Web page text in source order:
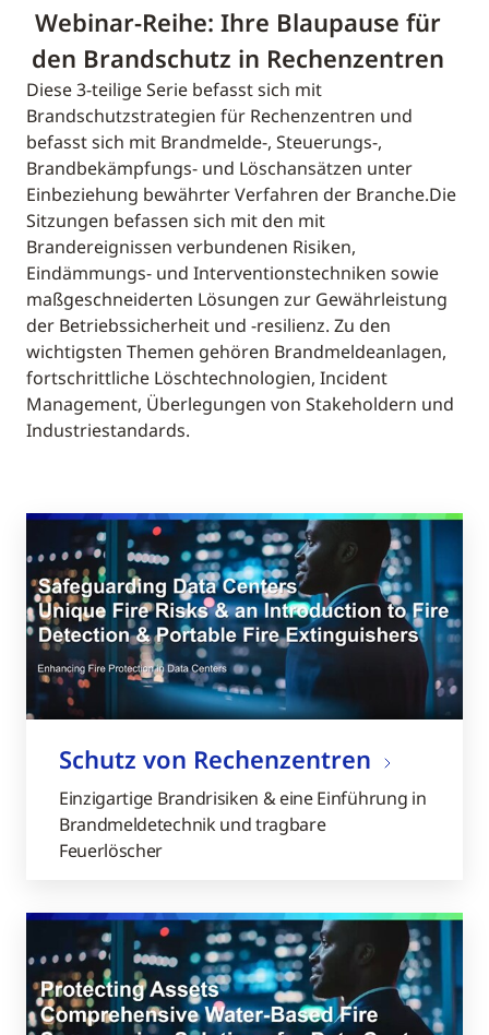
Webinar-Reihe: Ihre Blaupause für
den Brandschutz in Rechenzentren
Diese 3-teilige Serie befasst sich mit
Brandschutzstrategien für Rechenzentren und
befasst sich mit Brandmelde-, Steuerungs-,
Brandbekämpfungs- und Löschansätzen unter
Einbeziehung bewährter Verfahren der Branche.Die
Sitzungen befassen sich mit den mit
Brandereignissen verbundenen Risiken,
Eindämmungs- und Interventionstechniken sowie
maßgeschneiderten Lösungen zur Gewährleistung
der Betriebssicherheit und -resilienz. Zu den
wichtigsten Themen gehören Brandmeldeanlagen,
fortschrittliche Löschtechnologien, Incident
Management, Überlegungen von Stakeholdern und
Industriestandards.
Schutz von Rechenzentren
Einzigartige Brandrisiken & eine Einführung in
Brandmeldetechnik und tragbare
Feuerlöscher